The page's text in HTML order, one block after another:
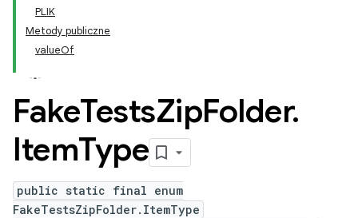
PLIK
Metody publiczne
valueOf
FakeTestsZipFolder.
ItemType
public static final enum
FakeTestsZipFolder.ItemType